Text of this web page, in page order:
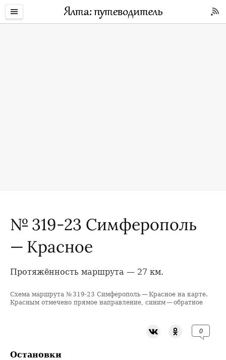
№ 319-23 Симферополь
— Красное
Протяжённость маршрута — 27 км.
+
Схема маршрута № 319-23 Симферополь — Красное на карте.
Красным отмечено прямое направление, синим — обратное
0
Остановки